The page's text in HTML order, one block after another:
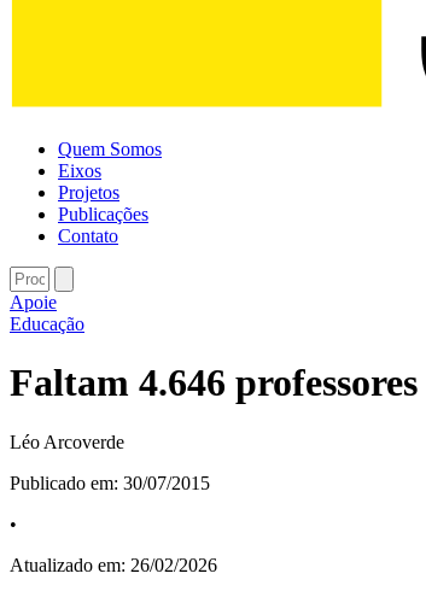
Quem Somos
Eixos
Projetos
Publicações
Contato
Apoie
Educação
Faltam 4.646
Léo Arcoverde
Publicado em: 30/07/2015
•
Atualizado em: 26/02/2026